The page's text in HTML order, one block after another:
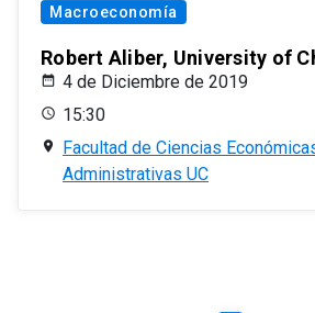
Macroeconomía
Robert Aliber, University of
4 de Diciembre de 2019
15:30
Facultad de Ciencias
Administrativas UC